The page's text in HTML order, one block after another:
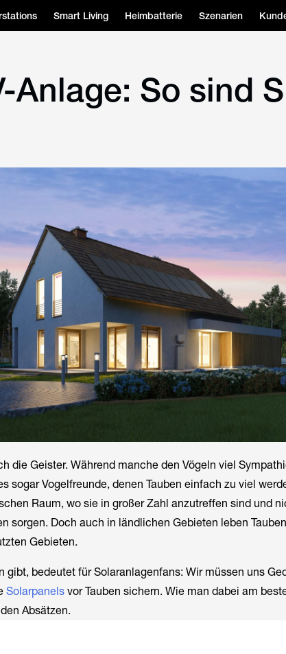
Smart Living Heimbatterie Szenarien
Anlage: So sind
die Geister. Während manche den Vögeln viel
sogar Vogelfreunde, denen Tauben einfach zu viel
Raum, wo sie in großer Zahl anzutreffen sind und
sorgen. Doch auch in ländlichen Gebieten leben
Gebieten.
gibt, bedeutet für Solaranlagenfans: Wir müssen uns
Solarpanels vor Tauben sichern. Wie man dabei am
Absätzen.